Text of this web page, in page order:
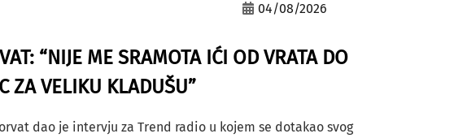
04/08/2026
“NIJE ME SRAMOTA IĆI OD VRATA DO
ZA VELIKU KLADUŠU”
dao je intervju za Trend radio u kojem se dotakao svog